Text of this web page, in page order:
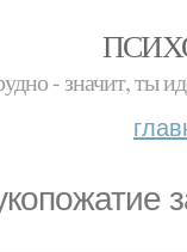
- значит, ты